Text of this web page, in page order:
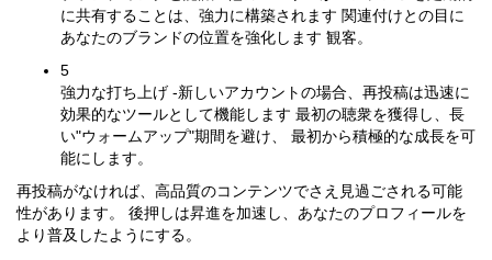
に共有することは、強力に構築されます 関連付けとの目に
あなたのブランドの位置を強化します 観客。
5
強力な打ち上げ -新しいアカウントの場合、再投稿は迅速に
効果的なツールとして機能します 最初の聴衆を獲得し、長
い"ウォームアップ"期間を避け、 最初から積極的な成長を可
能にします。
再投稿がなければ、高品質のコンテンツでさえ見過ごされる可能
性があります。 後押しは昇進を加速し、あなたのプロフィールを
より普及したようにする。